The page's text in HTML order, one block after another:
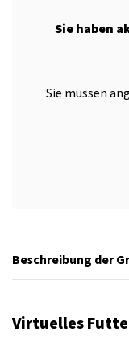
Sie haben
Sie müssen
Beschreibung der
Virtuelles